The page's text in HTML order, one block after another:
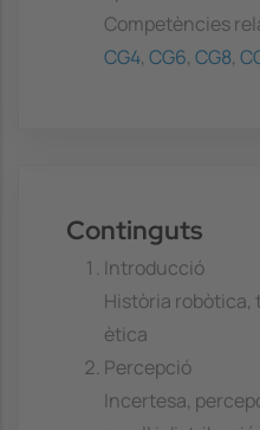
Competències
CG4, CG6, CG8,
Continguts
Introducció
Història robòtica,
ètica
Percepció
Incertesa,